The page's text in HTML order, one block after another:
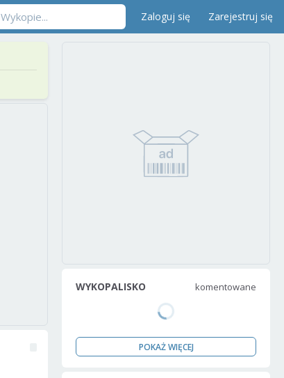
Zaloguj się Zarejestruj się
WYKOPALISKO komentowane
POKAŻ WIĘCEJ